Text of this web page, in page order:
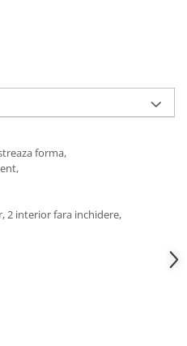
forma,
2 interior fara inchidere,